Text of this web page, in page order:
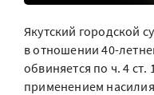
Якутский городской
в отношении 40-
обвиняется по ч. 4 ст.
применением